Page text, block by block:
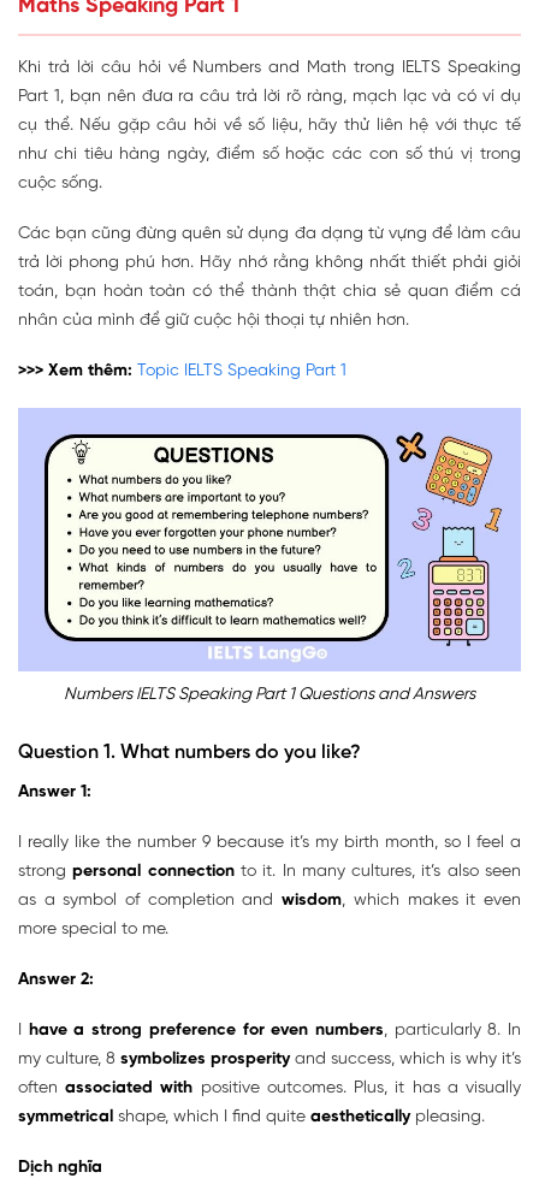
Maths Speaking Part 1
Khi trả lời câu hỏi về Numbers and Math trong IELTS Speaking
Part 1, bạn nên đưa ra câu trả lời rõ ràng, mạch lạc và có ví dụ
cụ thể. Nếu gặp câu hỏi về số liệu, hãy thử liên hệ với thực tế
như chi tiêu hàng ngày, điểm số hoặc các con số thú vị trong
cuộc sống.
Các bạn cũng đừng quên sử dụng đa dạng từ vựng để làm câu
trả lời phong phú hơn. Hãy nhớ rằng không nhất thiết phải giỏi
toán, bạn hoàn toàn có thể thành thật chia sẻ quan điểm cá
nhân của mình để giữ cuộc hội thoại tự nhiên hơn.
>>> Xem thêm: Topic IELTS Speaking Part 1
Numbers IELTS Speaking Part 1 Questions and Answers
Question 1. What numbers do you like?
Answer 1:
I really like the number 9 because it’s my birth month, so I feel a
strongpersonal connectionto it. In many cultures, it’s also seen
as a symbol of completion andwisdom, which makes it even
more special to me.
Answer 2:
have a strong preference for even numbers, particularly 8. In
my culture, 8 symbolizes prosperityand success, which is why it’s
oftenassociated with positive outcomes. Plus, it has a visually
symmetrical shape, which I find quite aestheticallypleasing.
Dịch nghĩa